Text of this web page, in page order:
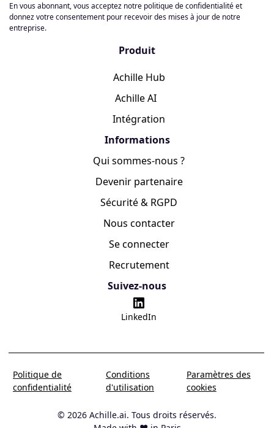
En vous abonnant, vous acceptez notre politique de confidentialité et
donnez votre consentement pour recevoir des mises à jour de notre
entreprise.
Produit
Achille Hub
Achille AI
Intégration
Informations
Qui sommes-nous ?
Devenir partenaire
Sécurité & RGPD
Nous contacter
Se connecter
Recrutement
Suivez-nous
LinkedIn
© 2026 Achille.ai. Tous droits réservés.
Politique de
confidentialité
Conditions
d'utilisation
Paramètres des
cookies